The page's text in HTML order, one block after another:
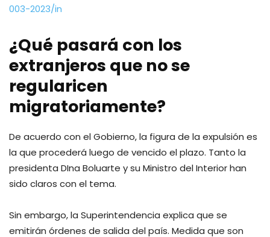
003-2023/in
¿Qué pasará con los
extranjeros que no se
regularicen
migratoriamente?
De acuerdo con el Gobierno, la figura de la expulsión es
la que procederá luego de vencido el plazo. Tanto la
presidenta DIna Boluarte y su Ministro del Interior han
sido claros con el tema.
Sin embargo, la Superintendencia explica que se
emitirán órdenes de salida del país. Medida que son